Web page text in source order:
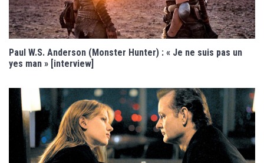
Paul W.S. Anderson (Monster Hunter) : « Je ne suis pas un
yes man » [interview]